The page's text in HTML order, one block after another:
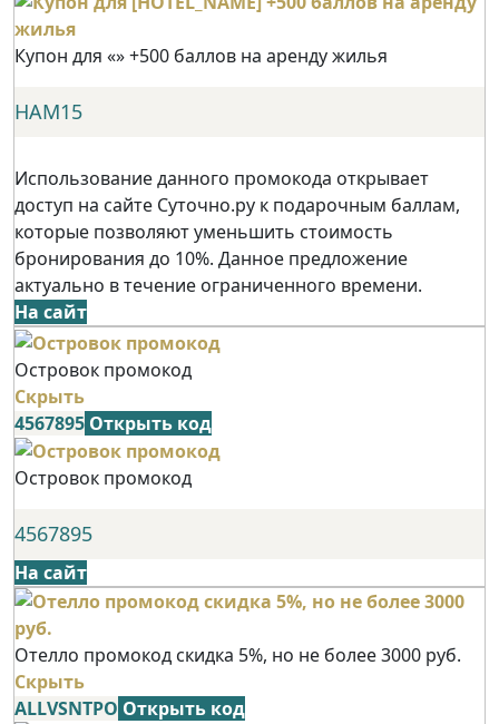
Купон для «» +500 баллов на аренду жилья
НАМ15
Использование данного промокода открывает
доступ на сайте Суточно.ру к подарочным баллам,
которые позволяют уменьшить стоимость
бронирования до 10%. Данное предложение
актуально в течение ограниченного времени.
На сайт
Островок промокод
Скрыть
4567895 Открыть код
Островок промокод
4567895
На сайт
Отелло промокод скидка 5%, но не более 3000 руб.
Скрыть
ALLVSNTPO Открыть код